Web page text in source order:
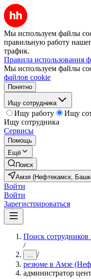
Мы используем файлы
правильную работу
трафик.
Правила использования
Мы используем файлы
файлов cookie
Понятно
Ищу сотрудника
Ищу работу
Ищу
Ищу сотрудника
Сервисы
Помощь
Ещё
Поиск
Амзя (Нефтекамск,
Войти
Войти
Зарегистрироваться
Поиск
/
... /
резюме в Амзе
администратор